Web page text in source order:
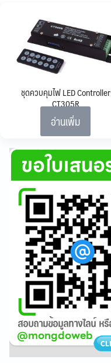
ชุดควบคุมไฟ LED Controller
CT305R
อ่านเพิ่ม